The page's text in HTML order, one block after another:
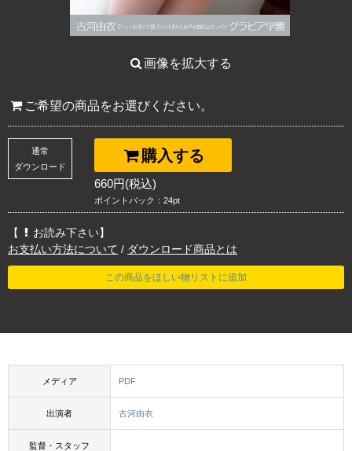
画像を拡大する
ご希望の商品をお選びください。
購入する
通常
ダウンロード
660円(税込)
ポイントバック：24pt
【
お読み下さい】
お支払い方法について / ダウンロード商品とは
この商品をほしい物リストに追加
メディア PDF
出演者 古河由衣
監督・スタッフ